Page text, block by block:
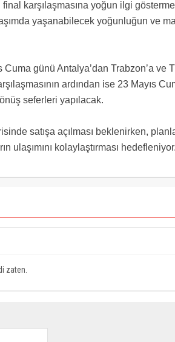
final karşılaşmasına yoğun ilgi
yaşanabilecek yoğunluğun ve
günü Antalya’dan Trabzon’a ve
ardından ise 23 Mayıs
seferleri yapılacak.
satışa açılması beklenirken,
ulaşımını kolaylaştırması hedefleniyor.
zaten.